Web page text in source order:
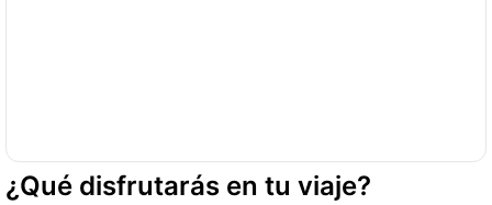
¿Qué disfrutarás en tu viaje?